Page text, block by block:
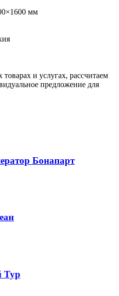
мм
и услугах, рассчитаем
предложение для
Бонапарт
Тур